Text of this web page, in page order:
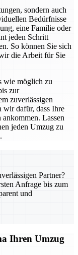
sondern auch
Bedürfnisse
eine Familie oder
jeden Schritt
So können Sie sich
die Arbeit für Sie
wie möglich zu
zur
zuverlässigen
wir dafür, dass Ihre
Lassen
jeden Umzug zu
Partner?
Anfrage bis zum
und
Ihren Umzug